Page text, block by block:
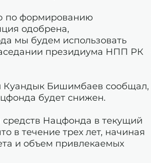
по формированию
одобрена,
мы будем использовать
президиума НПП РК
Куандык Бишимбаев сообщал,
будет снижен.
средств Нацфонда в текущий
в течение трех лет, начиная
и объем привлекаемых